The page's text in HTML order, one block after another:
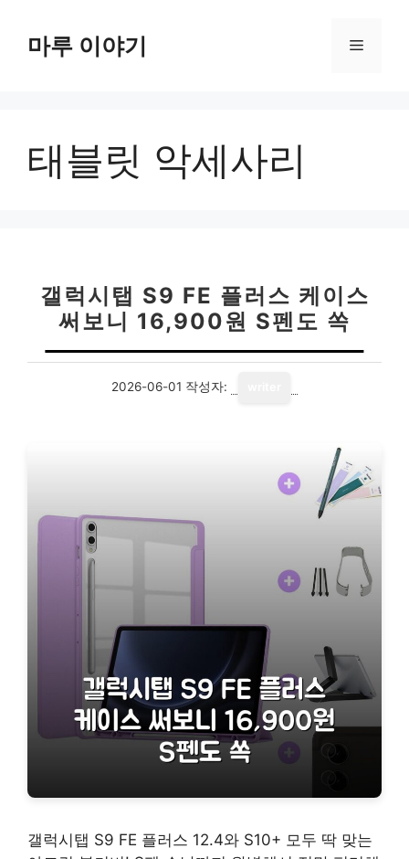
마루 이야기 메
태블릿 악세사리
갤럭시탭 S9 FE 플러스 케이스
써보니 16,900원 S펜도 쏙
2026-06-01 작성자:
갤럭시탭 S9 FE 플러스 12.4와 S10+ 모두 딱 맞는